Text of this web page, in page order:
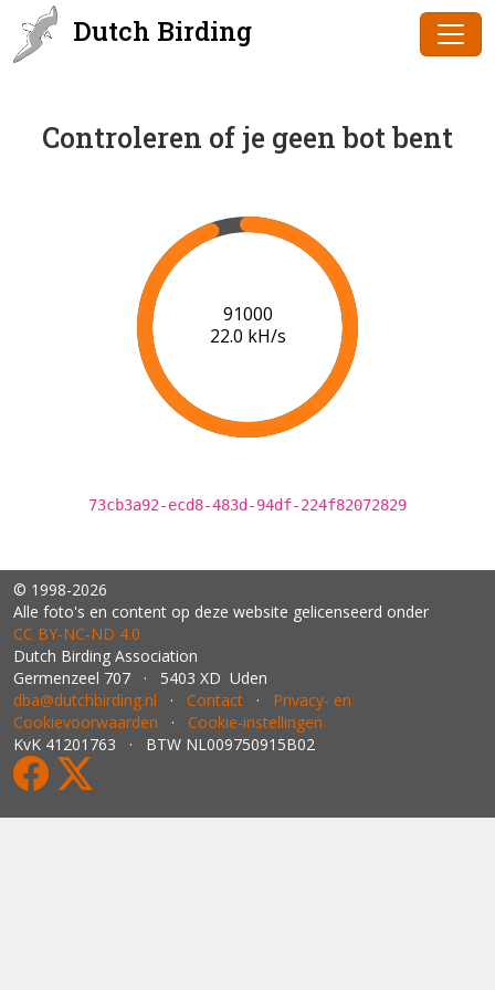
Dutch Birding
Controleren of je geen bot bent
92000
21.3 kH/s
73cb3a92-ecd8-483d-94df-224f82072829
© 1998-2026
Alle foto's en content op deze website gelicenseerd onder
CC BY‑NC‑ND 4.0
Dutch Birding Association
Germenzeel 707 · 5403 XD Uden
dba@dutchbirding.nl · Contact · Privacy- en
Cookievoorwaarden · Cookie-instellingen
KvK 41201763 · BTW NL009750915B02